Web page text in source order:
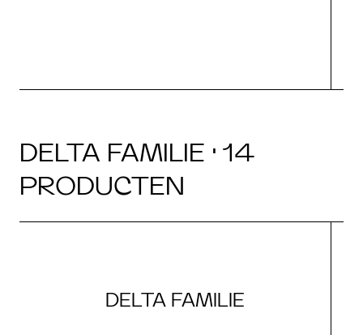
DELTA FAMILIE · 14
PRODUCTEN
DELTA FAMILIE